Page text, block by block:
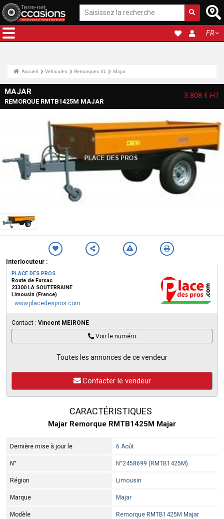
FR
Accueil Véhicules Remorques VL Majar
MAJAR
REMORQUE RMTB1425M MAJAR
3 808 € HT
Interlocuteur :
PLACE DES PROS
Route de Fursac
23300 LA SOUTERRAINE
Limousin (France)
www.placedespros.com
Contact : Vincent MEIRONE
Voir le numéro
Toutes les annonces de ce vendeur
Contacter le vendeur
CARACTÉRISTIQUES
Majar Remorque RMTB1425M Majar
Dernière mise à jour le 6 Août
N° N°2458699 (RMTB1425M)
Région Limousin
Marque Majar
Modèle Remorque RMTB1425M Majar